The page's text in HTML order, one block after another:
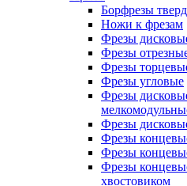
Борфрезы
Ножи к фрезам
Фрезы
Фрезы
Фрезы
Фрезы угловые
Фрезы
Фрезы
Фрезы
Фрезы
Фрезы
хвостовиком